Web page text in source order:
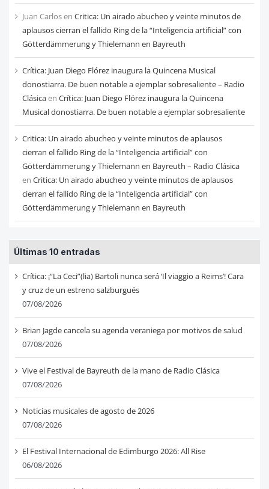
Juan Carlosen Critica: Un airado abucheo y veinte minutos de
aplausos cierran el fallido Ring de la “Inteligencia artificial” con
Götterdämmerung y Thielemann en Bayreuth
Crítica: Juan Diego Flórez inaugura la Quincena Musical
donostiarra. De buen notable a ejemplar sobresaliente – Radio
Clásicaen Crítica: Juan Diego Flórez inaugura la Quincena
Musical donostiarra. De buen notable a ejemplar sobresaliente
Critica: Un airado abucheo y veinte minutos de aplausos
cierran el fallido Ring de la “Inteligencia artificial” con
Götterdämmerung y Thielemann en Bayreuth – Radio Clásica
en Critica: Un airado abucheo y veinte minutos de aplausos
cierran el fallido Ring de la “Inteligencia artificial” con
Götterdämmerung y Thielemann en Bayreuth
Últimas 10 entradas
Crítica: ¡“La Ceci”(lia) Bartoli nunca será ‘Il viaggio a Reims’! Cara
y cruz de un estreno salzburgués
07/08/2026
Brian Jagde cancela su agenda veraniega por motivos de salud
07/08/2026
Vive el Festival de Bayreuth de la mano de Radio Clásica
07/08/2026
Noticias musicales de agosto de 2026
07/08/2026
El Festival Internacional de Edimburgo 2026: All Rise
06/08/2026